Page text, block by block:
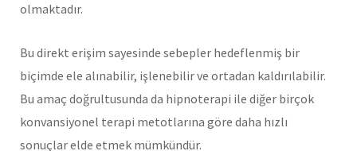
olmaktadır.
Bu direkt erişim sayesinde sebepler hedeflenmiş bir
biçimde ele alınabilir, işlenebilir ve ortadan kaldırılabilir.
Bu amaç doğrultusunda da hipnoterapi ile diğer birçok
konvansiyonel terapi metotlarına göre daha hızlı
sonuçlar elde etmek mümkündür.